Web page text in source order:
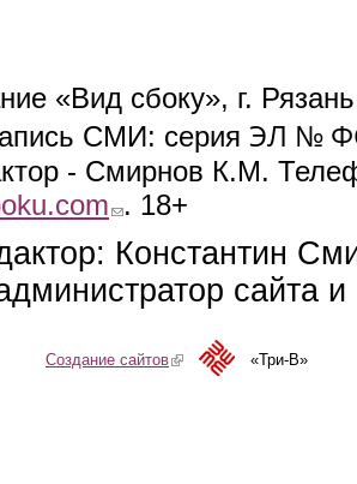
«Вид сбоку», г.
СМИ: серия ЭЛ №
- Смирнов К.М.
(link sends e-mail)
. 18+
Константин
сайта
Создание сайтов(link is external)«Три-В»